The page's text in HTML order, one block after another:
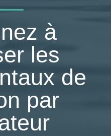
à
les
de
par